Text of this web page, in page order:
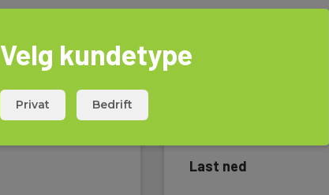
Last ned
Velg kundetype
Privat Bedrift